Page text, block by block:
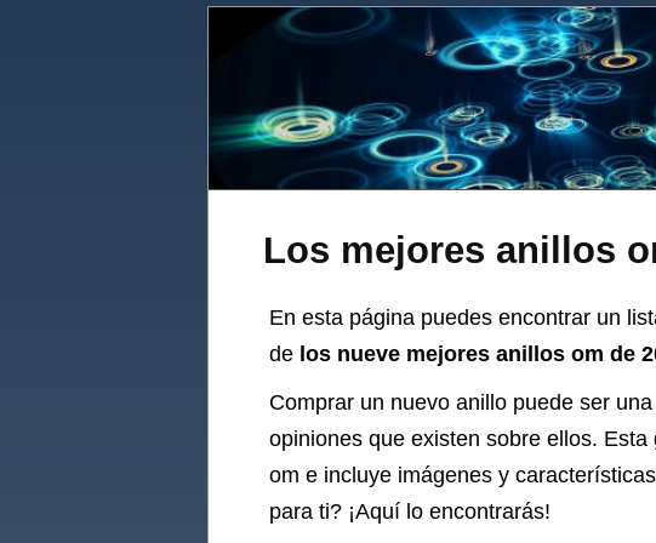
Los mejores anillos
En esta página puedes encontrar un
de los nueve mejores anillos om de
Comprar un nuevo anillo puede ser
opiniones que existen sobre ellos.
om e incluye imágenes y
para ti? ¡Aquí lo encontrarás!